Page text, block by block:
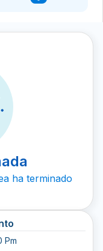
ha terminado
Pm